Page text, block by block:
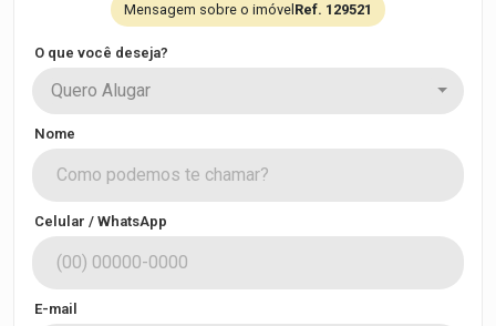
Mensagem sobre o imóvel Ref. 129521
O que você deseja?
Quero Alugar
Nome
Celular / WhatsApp
E-mail